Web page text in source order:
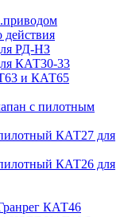
действия
РД-НЗ
КАТ30-33
и КАТ65
с пилотным
КАТ27 для
КАТ26 для
КАТ46